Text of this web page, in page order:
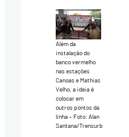
Além da
instalação do
banco vermelho
nas estações
Canoas e Mathias
Velho, a ideia é
colocar em
outros pontos da
linha – Foto: Alan
Santana/Trensurb